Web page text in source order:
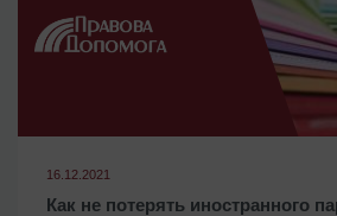
16.12.2021
Как не потерять иностранного